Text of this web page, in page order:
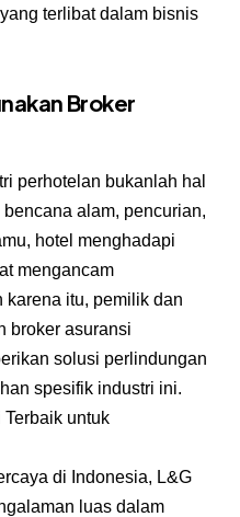
terlibat dalam bisnis
Broker
perhotelan bukanlah hal
alam, pencurian,
hotel menghadapi
mengancam
karena itu, pemilik dan
broker asuransi
solusi perlindungan
spesifik industri ini.
Terbaik untuk
di Indonesia, L&G
luas dalam